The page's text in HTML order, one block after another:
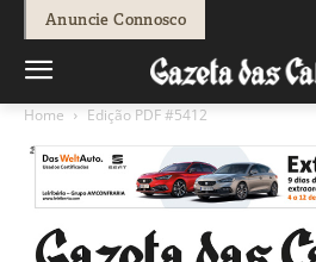
Anuncie Connosco
Home Edição PDF #5412